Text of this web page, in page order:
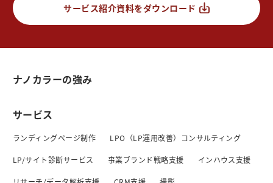
サービス紹介資料をダウンロード
ナノカラーの強み
サービス
ランディングページ制作 LPO（LP運用改善）コンサルティング
LP/サイト診断サービス 事業ブランド戦略支援 インハウス支援